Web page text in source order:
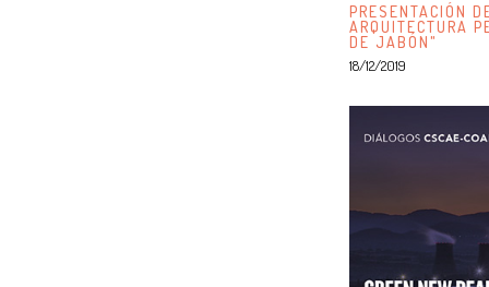
PRESENTACIÓN
ARQUITECTURA
DE JABÓN"
18/12/2019